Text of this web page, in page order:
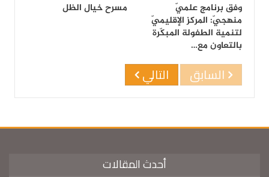
وفق برنامج علميّ
منهجيّ: المركز الإقليميّ
لتنمية الطفولة المبكّرة
بالتعاون مع…
مسرح خيال الظل
السابق التالي
أحدث المقالات